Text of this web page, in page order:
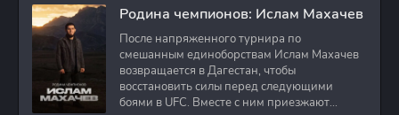
Родина чемпионов: Ислам Махачев
После напряженного турнира по
смешанным единоборствам Ислам Махачев
возвращается в Дагестан, чтобы
восстановить силы перед следующими
боями в UFC. Вместе с ним приезжают